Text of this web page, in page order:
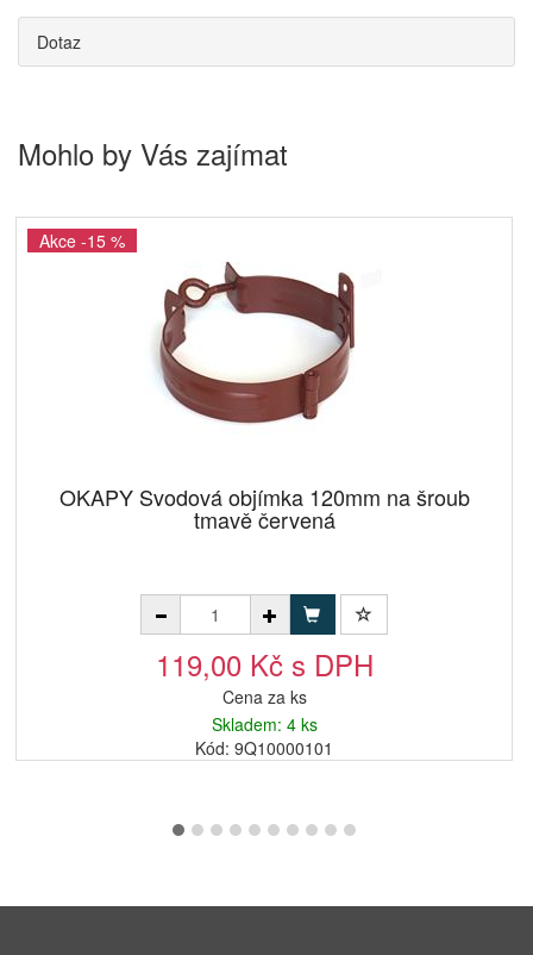
Dotaz
Mohlo by Vás zajímat
Akce -15 %
OKAPY Svodová objímka 120mm na šroub
tmavě červená
119,00 Kč s DPH
Cena za ks
Skladem: 4 ks
Kód: 9Q10000101